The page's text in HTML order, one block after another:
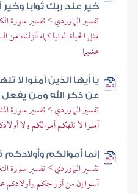
خير عند ربك ثوابا وخير
تفسير الماوردي > تفسير سورة
مثل الحياة الدنيا كماء أنزلناه
هشيما
يا أيها الذين آمنوا لا
عن ذكر الله ومن
تفسير الماوردي > تفسير سورة
آمنوا لا تلهكم أموالكم ولا
إنما أموالكم
تفسير الماوردي > تفسير سورة
آمنوا إن من أزواجكم